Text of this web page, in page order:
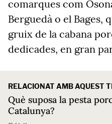
comarques com
Berguedà o el Bages,
gruix de la cabana
dedicades, en gran
RELACIONAT AMB AQUEST
Què suposa la pesta
Catalunya?